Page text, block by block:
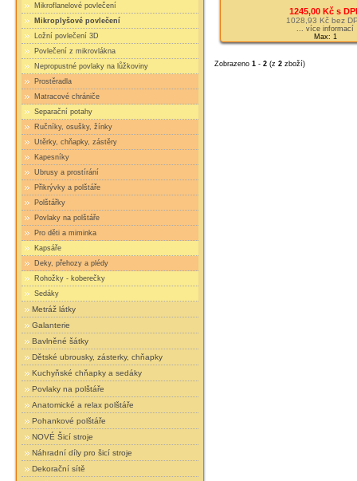
Mikroflanelové povlečení
Mikroplyšové povlečení
Ložní povlečení 3D
Povlečení z mikrovlákna
Nepropustné povlaky na lůžkoviny
Prostěradla
Matracové chrániče
Separační potahy
Ručníky, osušky, žínky
Utěrky, chňapky, zástěry
Kapesníky
Ubrusy a prostírání
Přikrývky a polštáře
Polštářky
Povlaky na polštáře
Pro děti a miminka
Kapsáře
Deky, přehozy a plédy
Rohožky - koberečky
Sedáky
Metráž látky
Galanterie
Bavlněné šátky
Dětské ubrousky, zásterky, chňapky
Kuchyňské chňapky a sedáky
Povlaky na polštáře
Anatomické a relax polštáře
Pohankové polštáře
NOVÉ Šicí stroje
Náhradní díly pro šicí stroje
Dekorační sítě
1245,00 Kč s
1028,93 Kč bez
... více informací
Max: 1
Zobrazeno 1 - 2(z 2zboží)